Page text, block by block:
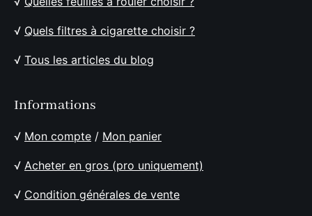
√ Quels filtres à cigarette choisir ?
√ Tous les articles du blog
Informations
√ Mon compte / Mon panier
√ Acheter en gros (pro uniquement)
√ Condition générales de vente